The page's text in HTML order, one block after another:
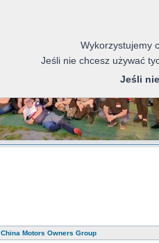
China Motors Owners Group
Wykorzystujemy
Jeśli nie chcesz używać
Jeśli